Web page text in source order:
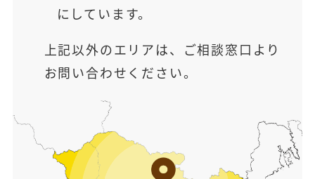
にしています。
上記以外のエリアは、ご相談窓口より
お問い合わせください。